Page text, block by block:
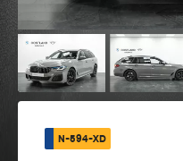
N-594-XD